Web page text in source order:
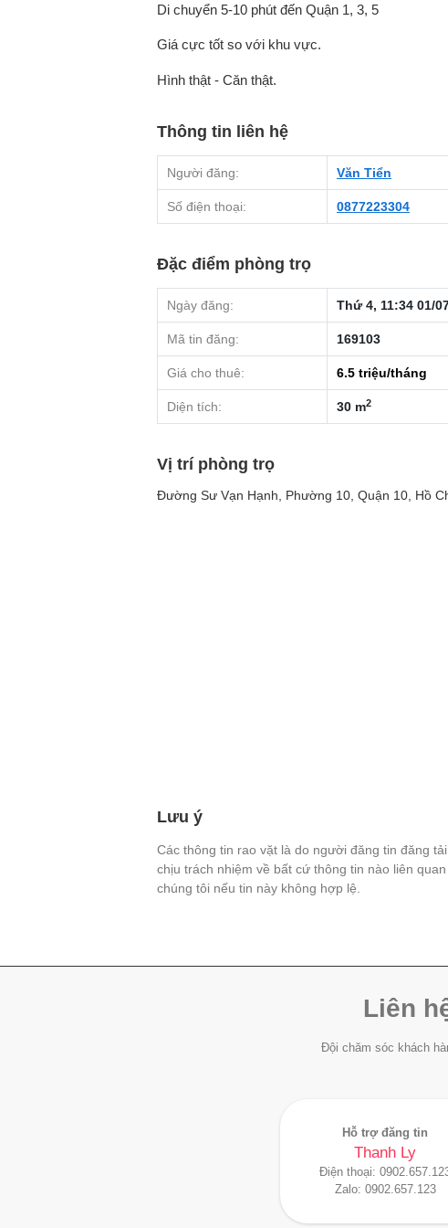
Di chuyển 5-10 phút đến Quận 1, 3, 5
Giá cực tốt so với khu vực.
Hình thật - Căn thật.
Thông tin liên hệ
Người đăng: Văn Tiển
Số điện thoại: 0877223304
Đặc điểm phòng trọ
Ngày đăng: Thứ 4, 11:34 01/
Mã tin đăng: 169103
Giá cho thuê: 6.5 triệu/tháng
Diện tích: 30 m2
Vị trí phòng trọ
Đường Sư Vạn Hạnh, Phường 10, Quận 10, Hồ
Lưu ý
Các thông tin rao vặt là do người đăng tin đăng
chịu trách nhiệm về bất cứ thông tin nào liên
chúng tôi nếu tin này không hợp lệ.
Liên
Đội chăm sóc khách
Hỗ trợ đăng tin
Thanh Ly
Điện thoại:
Zalo: 0902.657.123